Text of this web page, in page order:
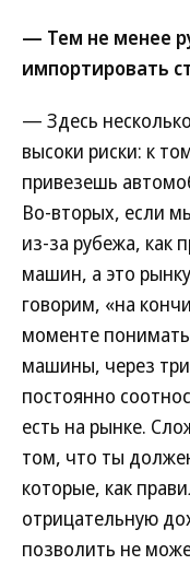
— Тем не менее
импортировать
— Здесь
высоки риски: к
привезешь
Во-вторых, если
из-за рубежа, как
машин, а это
говорим, «на
моменте
машины, через
постоянно
есть на рынке.
том, что ты
которые, как
отрицательную
позволить не